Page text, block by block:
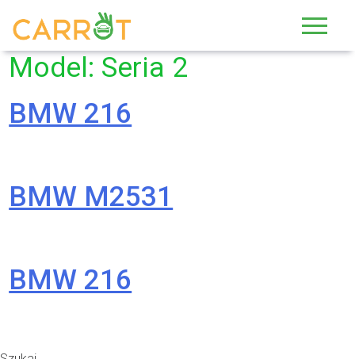
Model: Seria 2
BMW 216
BMW M2531
BMW 216